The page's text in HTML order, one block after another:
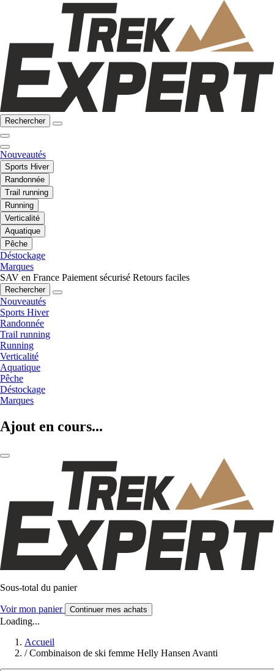
Rechercher
Nouveautés
Sports Hiver
Randonnée
Trail running
Running
Verticalité
Aquatique
Pêche
Déstockage
Marques
SAV en France Paiement sécurisé Retours faciles
Rechercher
Nouveautés
Sports Hiver
Randonnée
Trail running
Running
Verticalité
Aquatique
Pêche
Déstockage
Marques
Ajout en cours...
Sous-total du panier
Voir mon panier Continuer mes achats
Loading...
Accueil
/ Combinaison de ski femme Helly Hansen Avanti